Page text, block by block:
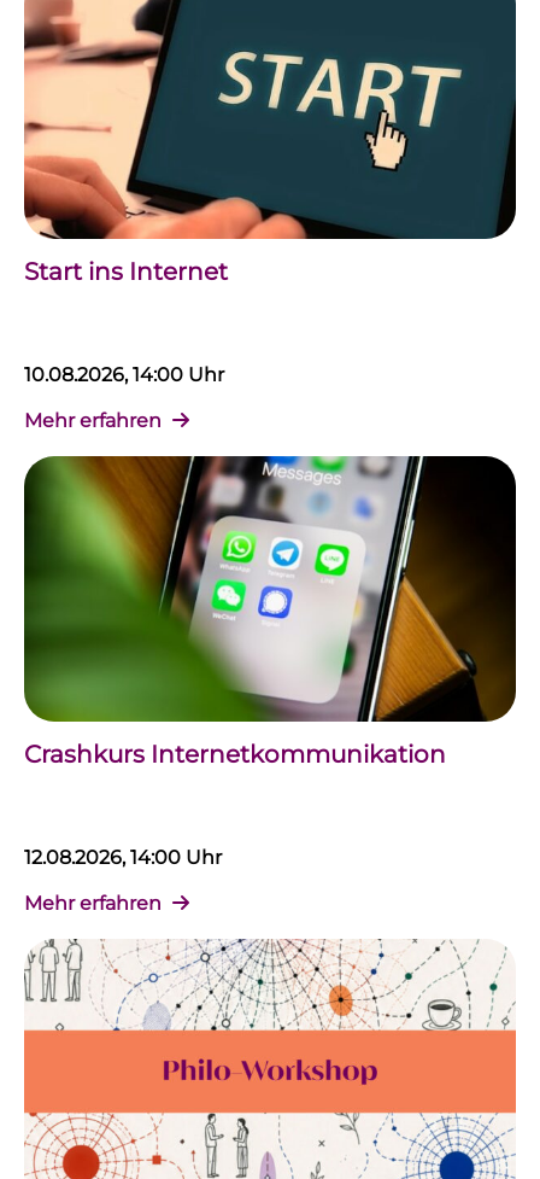
Start ins Internet
10.08.2026, 14:00 Uhr
Mehr erfahren
Crashkurs Internetkommunikation
12.08.2026, 14:00 Uhr
Mehr erfahren